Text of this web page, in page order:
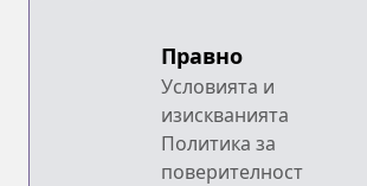
Правно
Условията и
изискванията
Политика за
поверителност